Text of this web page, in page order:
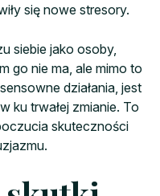
się nowe stresory.
siebie jako osoby,
go nie ma, ale mimo to
działania, jest
ku trwałej zmianie. To
skuteczności